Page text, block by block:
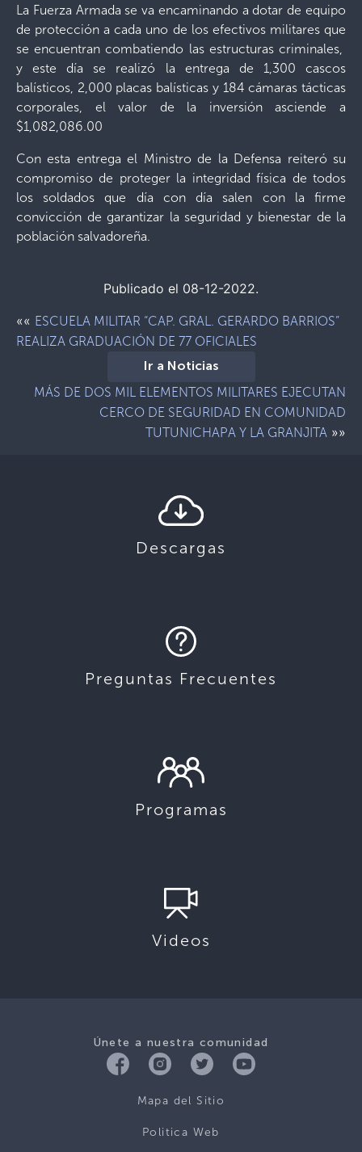
La Fuerza Armada se va encaminando a dotar de equipo
de protección a cada uno de los efectivos militares que
se encuentran combatiendo las estructuras criminales,
y este día se realizó la entrega de 1,300 cascos
balísticos, 2,000 placas balísticas y 184 cámaras tácticas
corporales, el valor de la inversión asciende a
$1,082,086.00
Con esta entrega el Ministro de la Defensa reiteró su
compromiso de proteger la integridad física de todos
los soldados que día con día salen con la firme
convicción de garantizar la seguridad y bienestar de la
población salvadoreña.
Publicado el 08-12-2022.
«« ESCUELA MILITAR “CAP. GRAL. GERARDO BARRIOS”
REALIZA GRADUACIÓN DE 77 OFICIALES
Ir a Noticias
MÁS DE DOS MIL ELEMENTOS MILITARES EJECUTAN
CERCO DE SEGURIDAD EN COMUNIDAD
TUTUNICHAPA Y LA GRANJITA »»
Descargas
Preguntas Frecuentes
Programas
Videos
Únete a nuestra comunidad
Mapa del Sitio
Politica Web